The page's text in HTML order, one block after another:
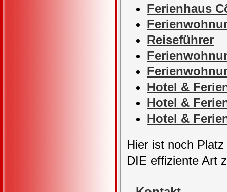
Ferienhaus
Reiseführer
Hotel &
Hotel &
Hotel &
Hier ist noch
DIE effiziente Art